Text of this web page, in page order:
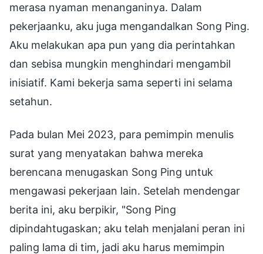
merasa nyaman menanganinya. Dalam
pekerjaanku, aku juga mengandalkan Song Ping.
Aku melakukan apa pun yang dia perintahkan
dan sebisa mungkin menghindari mengambil
inisiatif. Kami bekerja sama seperti ini selama
setahun.
Pada bulan Mei 2023, para pemimpin menulis
surat yang menyatakan bahwa mereka
berencana menugaskan Song Ping untuk
mengawasi pekerjaan lain. Setelah mendengar
berita ini, aku berpikir, "Song Ping
dipindahtugaskan; aku telah menjalani peran ini
paling lama di tim, jadi aku harus memimpin